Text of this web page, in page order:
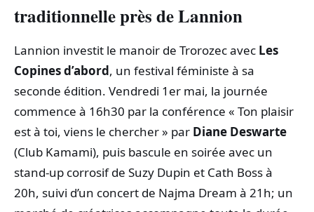
traditionnelle près de Lannion
Lannion investit le manoir de Trorozec avec Les
Copines d’abord, un festival féministe à sa
seconde édition. Vendredi 1er mai, la journée
commence à 16h30 par la conférence « Ton plaisir
est à toi, viens le chercher » par Diane Deswarte
(Club Kamami), puis bascule en soirée avec un
stand‑up corrosif de Suzy Dupin et Cath Boss à
20h, suivi d’un concert de Najma Dream à 21h; un